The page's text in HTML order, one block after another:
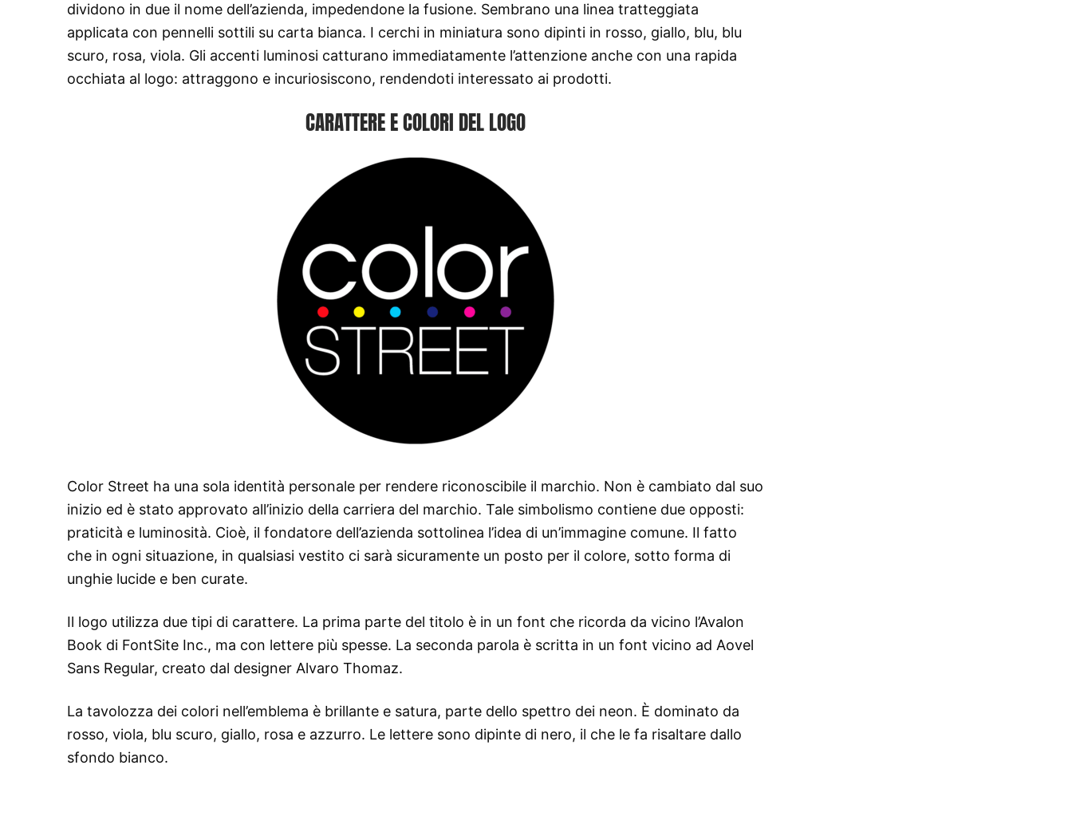
dividono in due il nome dell’azienda, impedendone la fusione. Sembrano una linea tratteggiata
applicata con pennelli sottili su carta bianca. I cerchi in miniatura sono dipinti in rosso, giallo, blu, blu
scuro, rosa, viola. Gli accenti luminosi catturano immediatamente l’attenzione anche con una rapida
occhiata al logo: attraggono e incuriosiscono, rendendoti interessato ai prodotti.
CARATTERE E COLORI DEL LOGO
Color Street ha una sola identità personale per rendere riconoscibile il marchio. Non è cambiato dal suo
inizio ed è stato approvato all’inizio della carriera del marchio. Tale simbolismo contiene due opposti:
praticità e luminosità. Cioè, il fondatore dell’azienda sottolinea l’idea di un’immagine comune. Il fatto
che in ogni situazione, in qualsiasi vestito ci sarà sicuramente un posto per il colore, sotto forma di
unghie lucide e ben curate.
Il logo utilizza due tipi di carattere. La prima parte del titolo è in un font che ricorda da vicino l’Avalon
Book di FontSite Inc., ma con lettere più spesse. La seconda parola è scritta in un font vicino ad Aovel
Sans Regular, creato dal designer Alvaro Thomaz.
La tavolozza dei colori nell’emblema è brillante e satura, parte dello spettro dei neon. È dominato da
rosso, viola, blu scuro, giallo, rosa e azzurro. Le lettere sono dipinte di nero, il che le fa risaltare dallo
sfondo bianco.